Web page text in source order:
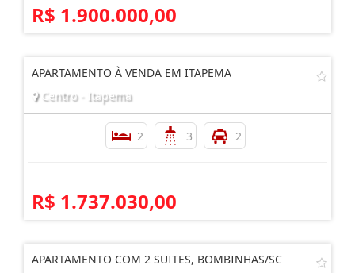
R$ 1.900.000,00
APARTAMENTO À VENDA EM ITAPEMA
Centro - Itapema
2 3 2
R$ 1.737.030,00
APARTAMENTO COM 2 SUITES, BOMBINHAS/SC